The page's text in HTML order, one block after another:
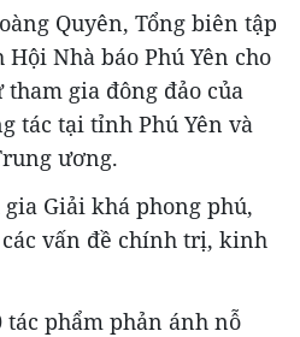
Quyên, Tổng biên tập
Hội Nhà báo Phú Yên cho
gia đông đảo của
tác tại tỉnh Phú Yên và
ương.
Giải khá phong phú,
vấn đề chính trị, kinh
tác phẩm phản ánh nỗ